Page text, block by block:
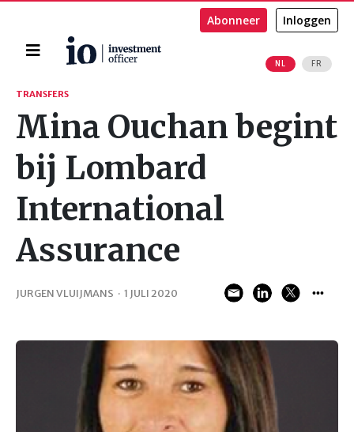
Home
NL FR
Abonneer Inloggen
Zoeken
TRANSFERS
Mina Ouchan begint
bij Lombard
International
Assurance
JURGEN VLUIJMANS · 1 JULI 2020